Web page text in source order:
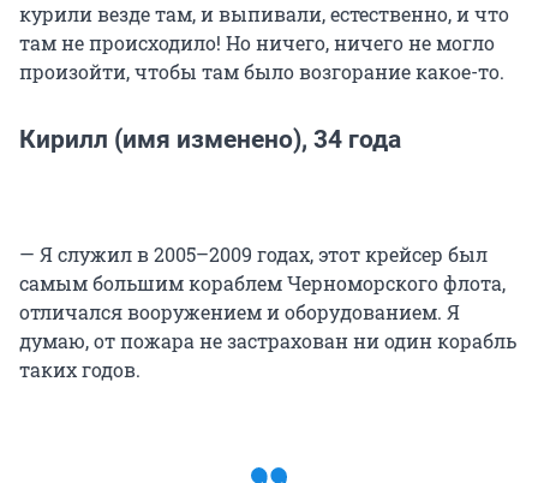
курили везде там, и выпивали, естественно, и что
там не происходило! Но ничего, ничего не могло
произойти, чтобы там было возгорание какое-то.
Кирилл (имя изменено), 34 года
— Я служил в 2005–2009 годах, этот крейсер был
самым большим кораблем Черноморского флота,
отличался вооружением и оборудованием. Я
думаю, от пожара не застрахован ни один корабль
таких годов.